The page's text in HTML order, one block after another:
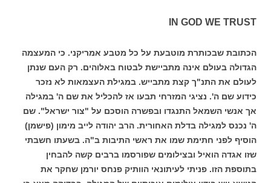
IN GOD WE TRUST
הכתובת שבכותרת מוטבעת על כל מטבע אמריקני. כי המעצמה
הגדולה בעולם אינה מתביישת לבטוח באלוהים. רק העם שנתן
לעולם את התנ"ך קצת מתבייש. במגילת העצמאות לא נזכר
כידוע שם ה'. נציגי המזרחי תבעו אז להכליל את שם ה' במגילה
אך אנשי השמאל התנגדו ובפשרה הוסכם על "צור ישראל". שם
ה' נכנס למגילה בדלת האחורית. הרב יהודה לייב מימון (פישמן)
הוסיף לפני חתימת שמו את ראשי התיבות ב"ה. בשעתו חשבתי
שזו אגדה הואיל ובצילומים שפורסמו ברבים קשה להבחין
בתוספת הזו. פניתי לעיתונאי הוותיק פנחס יורמן שחקר את